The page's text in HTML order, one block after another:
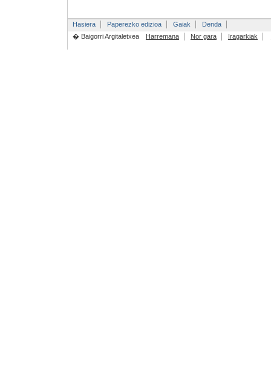
Hasiera Paperezko edizioa Gaiak
Denda
� Baigorri Argitaletxea
Harremana Nor gara Iragarkiak